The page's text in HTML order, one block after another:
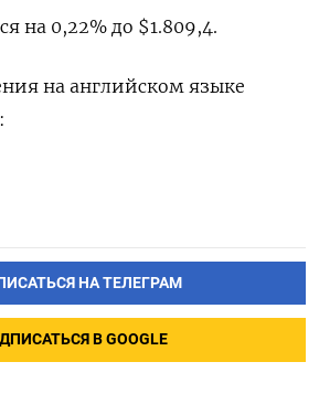
на 0,22% до $1.809,4.
на английском языке
НА ТЕЛЕГРАМ
В GOOGLE